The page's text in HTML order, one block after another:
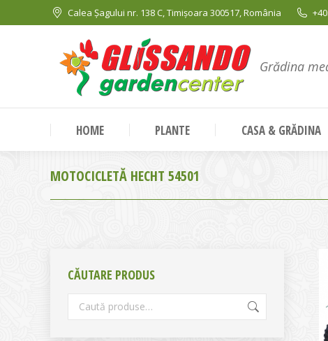
Calea Șagului nr. 138 C, Timișoara 300517, România
Grădina
HOME PLANTE CASA & GRĂDINA
MOTOCICLETĂ HECHT 54501
CĂUTARE PRODUS